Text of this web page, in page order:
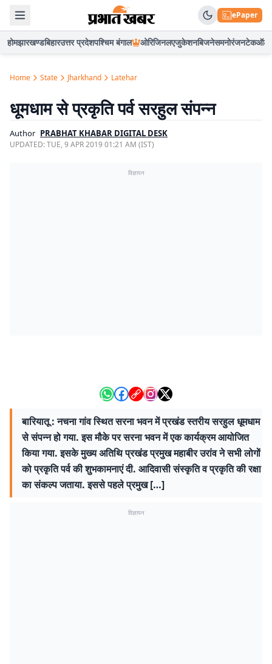
ePaper
होमझारखण्डबिहारउत्तर प्रदेशपश्चिम बंगाल ओरिजिनलएजुकेशनबिजनेसमनोरंजनटेकऑटो
Home State Jharkhand Latehar
धूमधाम से प्रकृति पर्व सरहुल संपन्न
Author PRABHAT KHABAR DIGITAL DESK
UPDATED:TUE, 9 APR 2019 01:21 AM (IST)
विज्ञापन
बारियातू : नचना गांव स्थित सरना भवन में प्रखंड स्तरीय सरहुल धूमधाम
से संपन्न हो गया. इस मौके पर सरना भवन में एक कार्यक्रम आयोजित
किया गया. इसके मुख्य अतिथि प्रखंड प्रमुख महाबीर उरांव ने सभी लोगों
को प्रकृति पर्व की शुभकामनाएं दी. आदिवासी संस्कृति व प्रकृति की रक्षा
का संकल्प जताया. इससे पहले प्रमुख […]
विज्ञापन